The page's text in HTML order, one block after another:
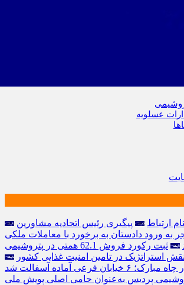
عسلویه
ارتباط
پیگیری رئیس اتحادیه مشاورین
به ورود دادستان به برخورد با معاملات ملکی
ثبت رکورد فروش 62.1 همتی در پتروشیمی
استراتژیک در تامین امنیت غذایی کشور
فرعی آماده آسفالت شد
پردیس به‌عنوان حامی اصلی پویش ملی